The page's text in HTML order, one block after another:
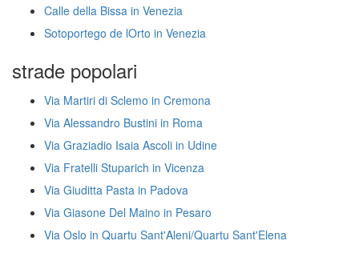
Calle della Bissa in Venezia
Sotoportego de lOrto in Venezia
strade popolari
Via Martiri di Sclemo in Cremona
Via Alessandro Bustini in Roma
Via Graziadio Isaia Ascoli in Udine
Via Fratelli Stuparich in Vicenza
Via Giuditta Pasta in Padova
Via Giasone Del Maino in Pesaro
Via Oslo in Quartu Sant'Aleni/Quartu Sant'Elena